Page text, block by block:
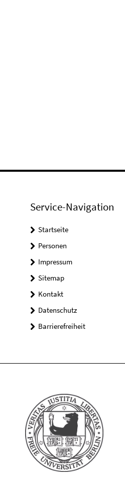
Service-Navigation
Startseite
Personen
Impressum
Sitemap
Kontakt
Datenschutz
Barrierefreiheit